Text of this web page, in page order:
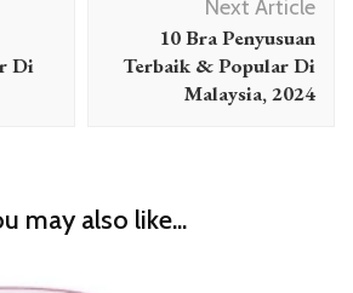
Di
Next Article
10 Bra Penyusuan
Terbaik & Popular Di
Malaysia, 2024
may also like...